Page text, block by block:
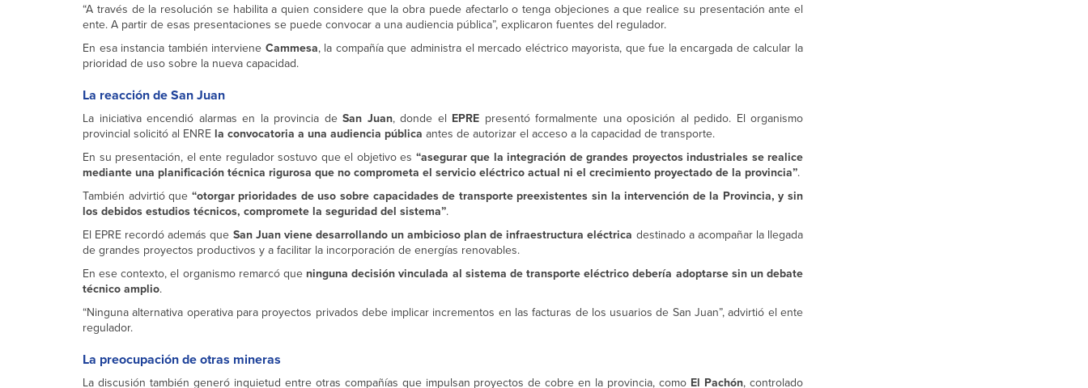
“A través de la resolución se habilita a quien considere que la obra puede afectarlo o tenga objeciones a que realice su presentación ante el
ente. A partir de esas presentaciones se puede convocar a una audiencia pública”, explicaron fuentes del regulador.
En esa instancia también interviene Cammesa, la compañía que administra el mercado eléctrico mayorista, que fue la encargada de calcular la
prioridad de uso sobre la nueva capacidad.
La reacción de San Juan
La iniciativa encendió alarmas en la provincia de San Juan, donde el EPRE presentó formalmente una oposición al pedido. El organismo
provincial solicitó al ENRE la convocatoria a una audiencia pública antes de autorizar el acceso a la capacidad de transporte.
En su presentación, el ente regulador sostuvo que el objetivo es “asegurar que la integración de grandes proyectos industriales se realice
mediante una planificación técnica rigurosa que no comprometa el servicio eléctrico actual ni el crecimiento proyectado de la provincia”.
También advirtió que “otorgar prioridades de uso sobre capacidades de transporte preexistentes sin la intervención de la Provincia, y sin
los debidos estudios técnicos, compromete la seguridad del sistema”.
El EPRE recordó además que San Juan viene desarrollando un ambicioso plan de infraestructura eléctrica destinado a acompañar la llegada
de grandes proyectos productivos y a facilitar la incorporación de energías renovables.
En ese contexto, el organismo remarcó que ninguna decisión vinculada al sistema de transporte eléctrico debería adoptarse sin un debate
técnico amplio.
“Ninguna alternativa operativa para proyectos privados debe implicar incrementos en las facturas de los usuarios de San Juan”, advirtió el ente
regulador.
La preocupación de otras mineras
La discusión también generó inquietud entre otras compañías que impulsan proyectos de cobre en la provincia, como El Pachón, controlado